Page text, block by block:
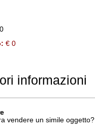
€ 0
informazioni
vendere un simile oggetto?